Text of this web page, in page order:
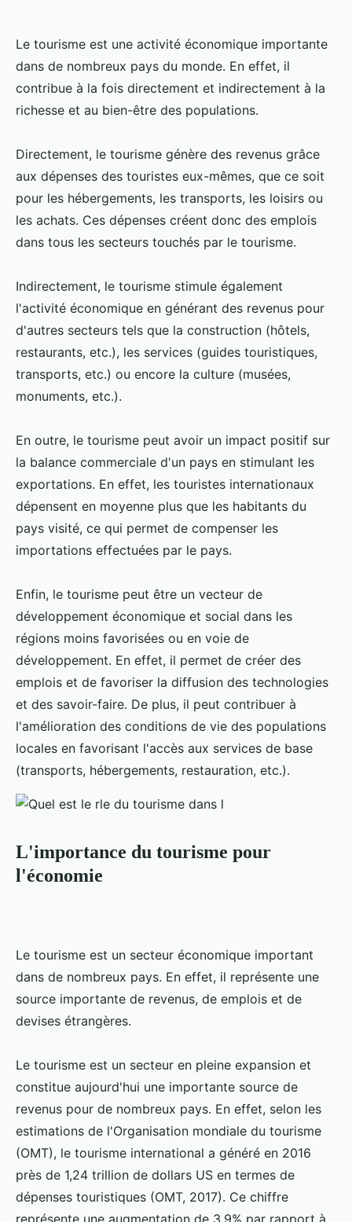
Le tourisme est une activité économique importante
dans de nombreux pays du monde. En effet, il
contribue à la fois directement et indirectement à la
richesse et au bien-être des populations.
Directement, le tourisme génère des revenus grâce
aux dépenses des touristes eux-mêmes, que ce soit
pour les hébergements, les transports, les loisirs ou
les achats. Ces dépenses créent donc des emplois
dans tous les secteurs touchés par le tourisme.
Indirectement, le tourisme stimule également
l'activité économique en générant des revenus pour
d'autres secteurs tels que la construction (hôtels,
restaurants, etc.), les services (guides touristiques,
transports, etc.) ou encore la culture (musées,
monuments, etc.).
En outre, le tourisme peut avoir un impact positif sur
la balance commerciale d'un pays en stimulant les
exportations. En effet, les touristes internationaux
dépensent en moyenne plus que les habitants du
pays visité, ce qui permet de compenser les
importations effectuées par le pays.
Enfin, le tourisme peut être un vecteur de
développement économique et social dans les
régions moins favorisées ou en voie de
développement. En effet, il permet de créer des
emplois et de favoriser la diffusion des technologies
et des savoir-faire. De plus, il peut contribuer à
l'amélioration des conditions de vie des populations
locales en favorisant l'accès aux services de base
(transports, hébergements, restauration, etc.).
L'importance du tourisme pour
l'économie
Le tourisme est un secteur économique important
dans de nombreux pays. En effet, il représente une
source importante de revenus, de emplois et de
devises étrangères.
Le tourisme est un secteur en pleine expansion et
constitue aujourd'hui une importante source de
revenus pour de nombreux pays. En effet, selon les
estimations de l'Organisation mondiale du tourisme
(OMT), le tourisme international a généré en 2016
près de 1,24 trillion de dollars US en termes de
dépenses touristiques (OMT, 2017). Ce chiffre
représente une augmentation de 3,9% par rapport à